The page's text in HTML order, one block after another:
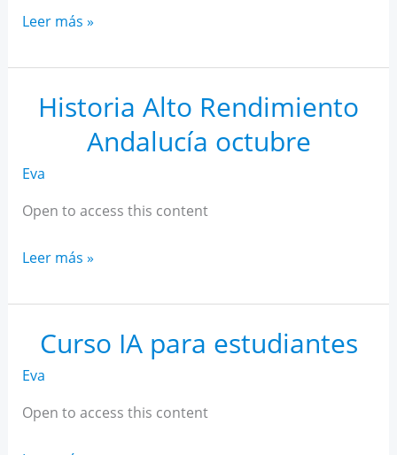
Historia
Rendimiento
Andalucía
noviembre
Leer más »
Historia Alto Rendimiento
Andalucía octubre
Eva
Open to access this content
Historia
Rendimiento
Andalucía
octubre
Leer más »
Curso IA para estudiantes
Eva
Open to access this content